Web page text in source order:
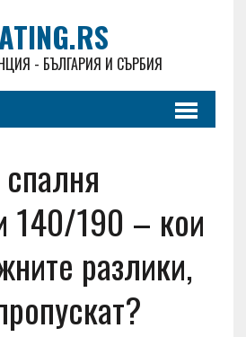
- БЪЛГАРИЯ И СЪРБИЯ
140/190 – кои
разлики,